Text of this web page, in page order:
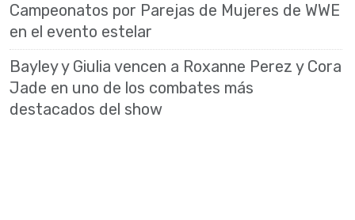
Campeonatos por Parejas de Mujeres de WWE
en el evento estelar
Bayley y Giulia vencen a Roxanne Perez y Cora
Jade en uno de los combates más
destacados del show